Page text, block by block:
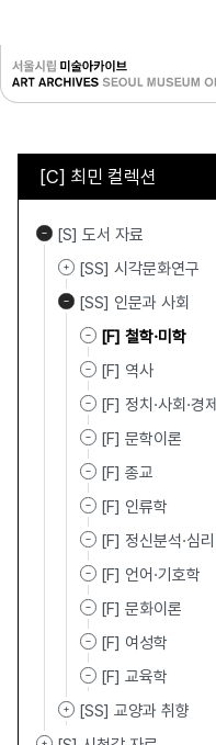
[C] 최민 컬렉션
[S] 도서 자료
[SS] 시각문화연구
[SS] 인문과 사회
[F] 철학·미학
[F] 역사
[F] 정치·사회·경제
[F] 문학이론
[F] 종교
[F] 인류학
[F] 정신분석·심리
[F] 언어·기호학
[F] 문화이론
[F] 여성학
[F] 교육학
[SS] 교양과 취향